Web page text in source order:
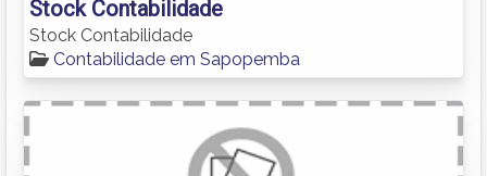
Stock Contabilidade
Stock Contabilidade
Contabilidade em Sapopemba